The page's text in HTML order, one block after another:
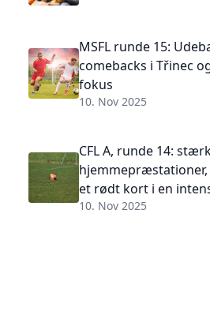
MSFL runde 15:
comebacks i Třinec
fokus
10. Nov 2025
CFL A, runde 14:
et rødt kort i en
10. Nov 2025